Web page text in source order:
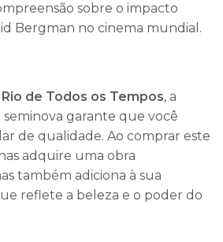
sobre o impacto
Bergman no cinema mundial.
Rio de Todos os Tempos, a
garante que você
de qualidade. Ao comprar este
adquire uma obra
também adiciona à sua
reflete a beleza e o poder do